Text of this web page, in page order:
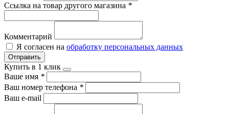
Ссылка на товар другого магазина *
Комментарий
Я согласен на обработку персональных данных
Отправить
Купить в 1 клик
Ваше имя *
Ваш номер телефона *
Ваш e-mail